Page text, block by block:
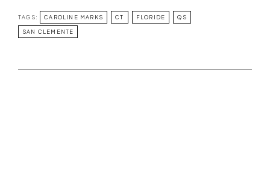
TAGS: CAROLINE MARKS CT FLORIDE QS
SAN CLEMENTE